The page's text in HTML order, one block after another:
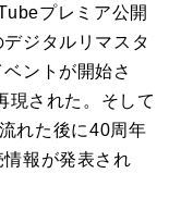
プレミア公開
ジタルリマスタ
ントが開始さ
現された。そして
れた後に40周年
報が発表され